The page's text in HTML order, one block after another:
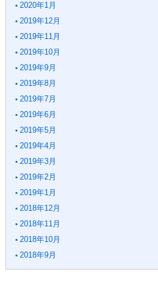
2020年1月
2019年12月
2019年11月
2019年10月
2019年9月
2019年8月
2019年7月
2019年6月
2019年5月
2019年4月
2019年3月
2019年2月
2019年1月
2018年12月
2018年11月
2018年10月
2018年9月